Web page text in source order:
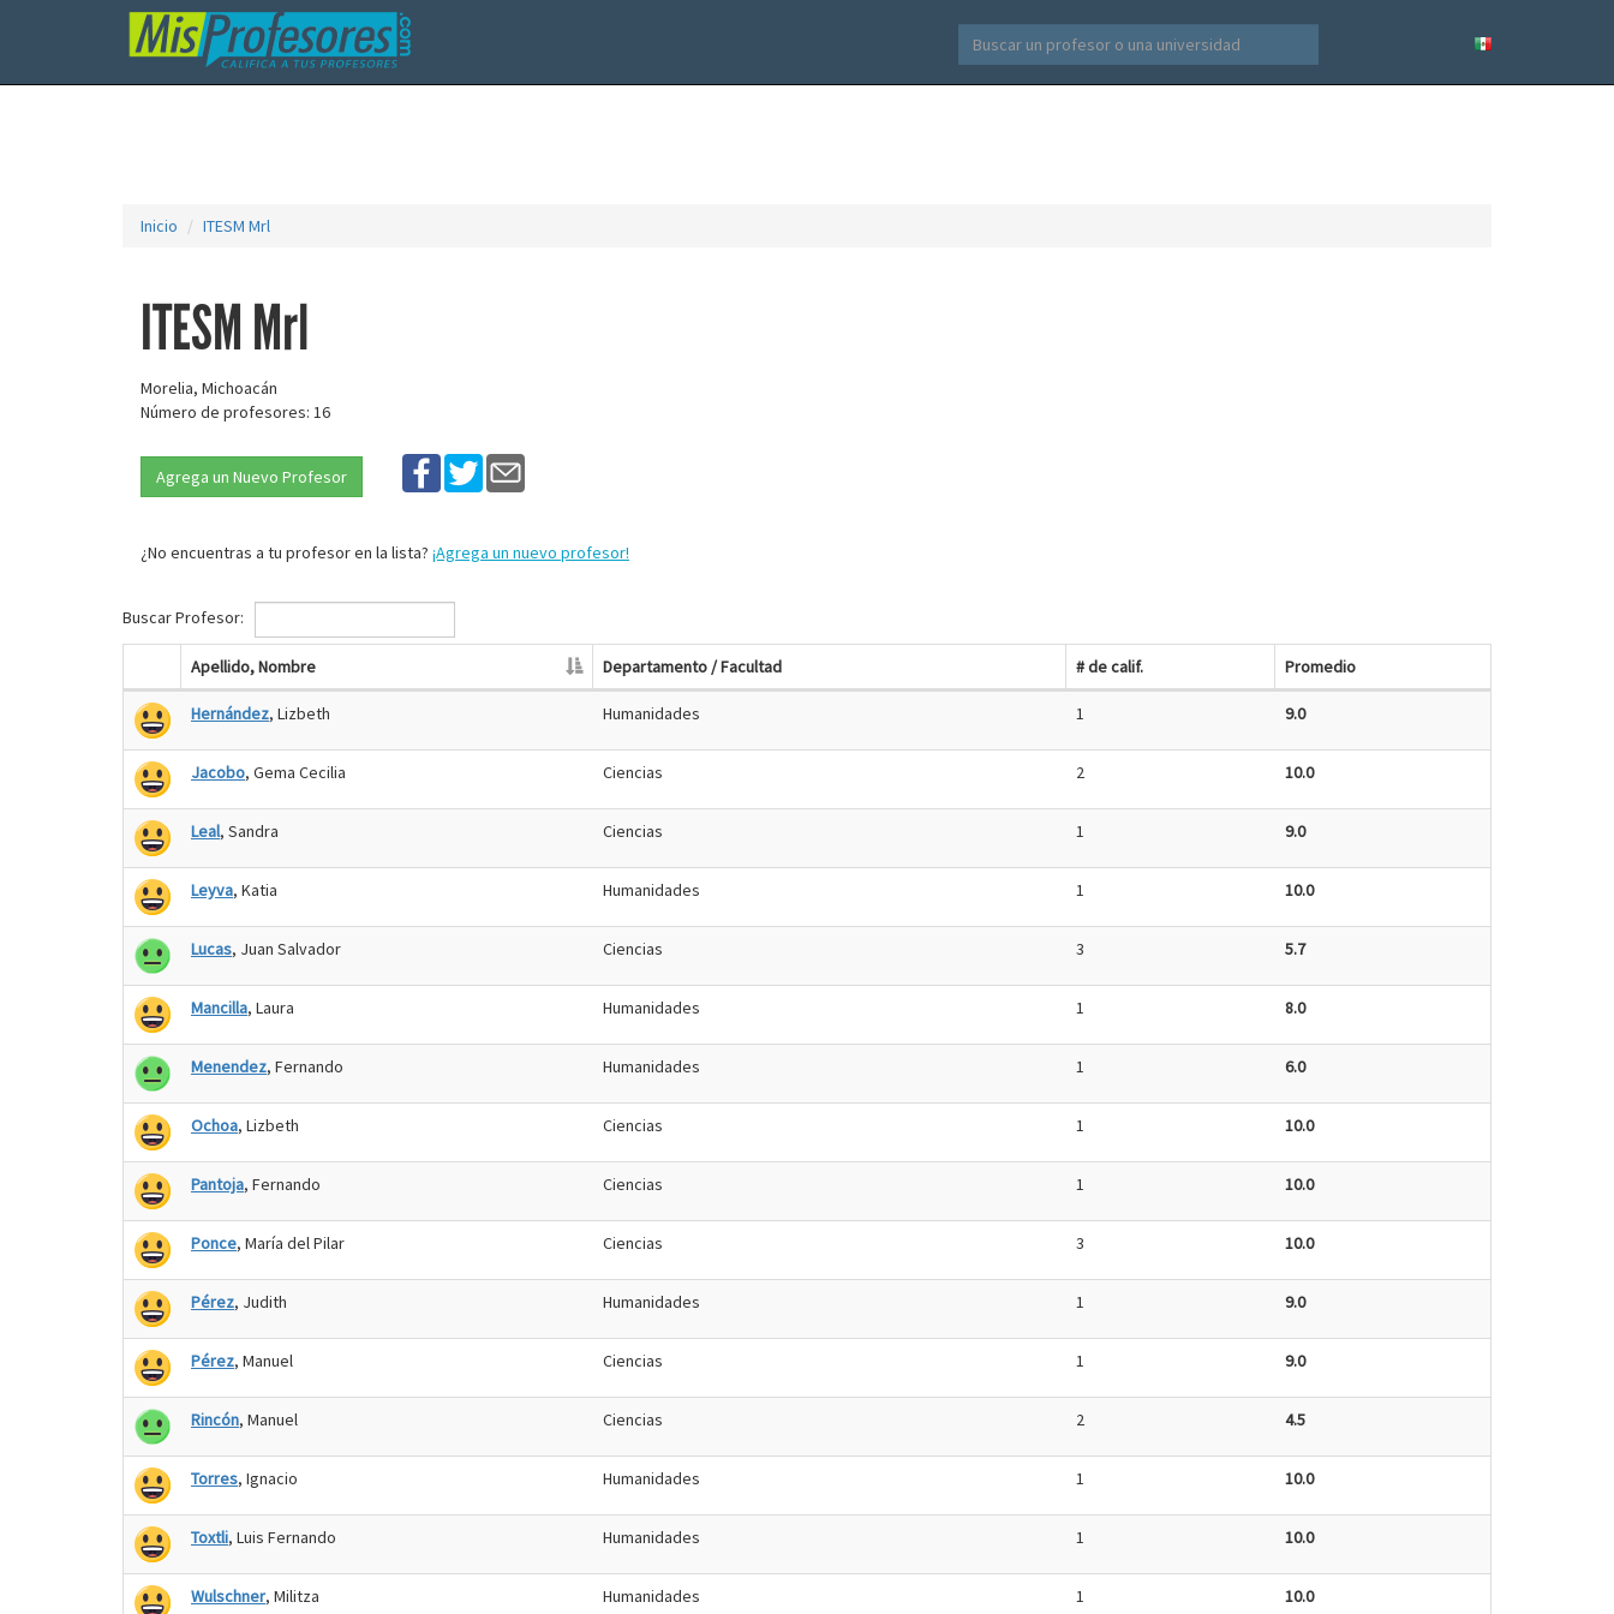
Inicio ITESM Mrl
ITESM Mrl
Morelia, Michoacán
Número de profesores: 16
Agrega un Nuevo Profesor
¿No encuentras a tu profesor en la lista? ¡Agrega un nuevo profesor!
Buscar Profesor:
Apellido, Nombre Departamento / Facultad # de calif. Promedio
Hernández, Lizbeth Humanidades 1 9.0
Jacobo, Gema Cecilia Ciencias 2 10.0
Leal, Sandra Ciencias 1 9.0
Leyva, Katia Humanidades 1 10.0
Lucas, Juan Salvador Ciencias 3 5.7
Mancilla, Laura Humanidades 1 8.0
Menendez, Fernando Humanidades 1 6.0
Ochoa, Lizbeth Ciencias 1 10.0
Pantoja, Fernando Ciencias 1 10.0
Ponce, María del Pilar Ciencias 3 10.0
Pérez, Judith Humanidades 1 9.0
Pérez, Manuel Ciencias 1 9.0
Rincón, Manuel Ciencias 2 4.5
Torres, Ignacio Humanidades 1 10.0
Toxtli, Luis Fernando Humanidades 1 10.0
Wulschner, Militza Humanidades 1 10.0